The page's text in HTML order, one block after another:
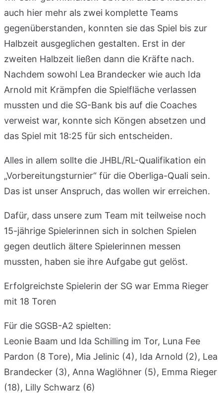
auch hier mehr als zwei komplette Teams
gegenüberstanden, konnten sie das Spiel bis zur
Halbzeit ausgeglichen gestalten. Erst in der
zweiten Halbzeit ließen dann die Kräfte nach.
Nachdem sowohl Lea Brandecker wie auch Ida
Arnold mit Krämpfen die Spielfläche verlassen
mussten und die SG-Bank bis auf die Coaches
verweist war, konnte sich Köngen absetzen und
das Spiel mit 18:25 für sich entscheiden.
Alles in allem sollte die JHBL/RL-Qualifikation ein
„Vorbereitungsturnier“ für die Oberliga-Quali sein.
Das ist unser Anspruch, das wollen wir erreichen.
Dafür, dass unsere zum Team mit teilweise noch
15-jährige Spielerinnen sich in solchen Spielen
gegen deutlich ältere Spielerinnen messen
mussten, haben sie ihre Aufgabe gut gelöst.
Erfolgreichste Spielerin der SG war Emma Rieger
mit 18 Toren
Für die SGSB-A2 spielten:
Leonie Baam und Ida Schilling im Tor, Luna Fee
Pardon (8 Tore), Mia Jelinic (4), Ida Arnold (2), Lea
Brandecker (3), Anna Waglöhner (5), Emma Rieger
(18), Lilly Schwarz (6)